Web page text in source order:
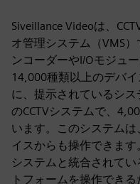
Siveillance Videoは、
オ管理システム（VMS
ンコーダーやI/Oモジュ
14,000種類以上のデバ
に、提示されているシ
のCCTVシステムで、
います。このシステム
イスからも操作できま
システムと統合されて
トフォームを操作でき